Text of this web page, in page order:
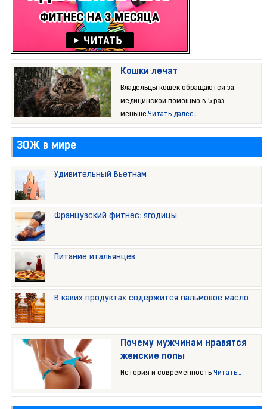
Кошки лечат
Владельцы кошек обращаются за
медицинской помощью в 5 раз
меньше.Читать далее...
ЗОЖ в мире
Удивительный Вьетнам
Французский фитнес: ягодицы
Питание итальянцев
В каких продуктах содержится пальмовое масло
Почему мужчинам нравятся
женские попы
История и современностьЧитать...